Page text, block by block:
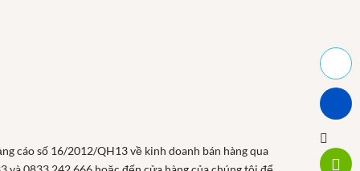
cáo số 16/2012/QH13 về kinh doanh bán hàng qua